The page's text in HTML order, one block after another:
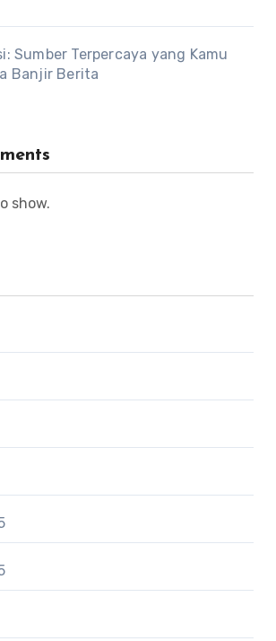
Sumber Terpercaya yang Kamu
Banjir Berita
show.